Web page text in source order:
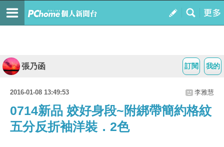
我的
訂閱
張乃函
2016-01-08 13:49:53 李雅慧
0714新品 姣好身段~附綁帶簡約格紋
五分反折袖洋裝．2色